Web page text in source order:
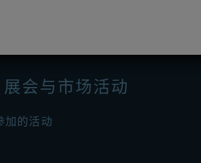
展会与市场活动
加的活动